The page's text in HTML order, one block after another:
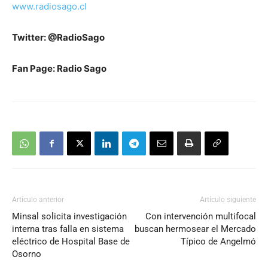
www.radiosago.cl
Twitter: @RadioSago
Fan Page: Radio Sago
Artículo anterior
Minsal solicita investigación
interna tras falla en sistema
eléctrico de Hospital Base de
Osorno
Artículo siguiente
Con intervención multifocal
buscan hermosear el Mercado
Típico de Angelmó